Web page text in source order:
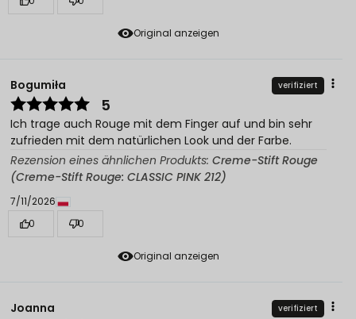
Original anzeigen
Original anzeigen
Bogumiła verifiziert
5
Ich trage auch Rouge mit dem Finger auf und bin sehr
zufrieden mit dem natürlichen Look und der Farbe.
Rezension eines ähnlichen Produkts: Creme-Stift Rouge
(Creme-Stift Rouge: CLASSIC PINK 212)
7/11/2026
0
0
Joanna verifiziert